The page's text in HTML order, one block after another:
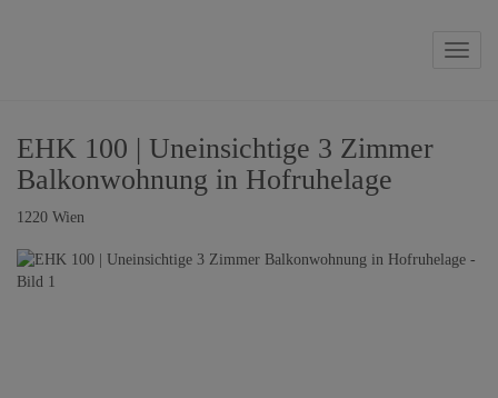
EHK 100 | Uneinsichtige 3 Zimmer
Balkonwohnung in Hofruhelage
1220 Wien